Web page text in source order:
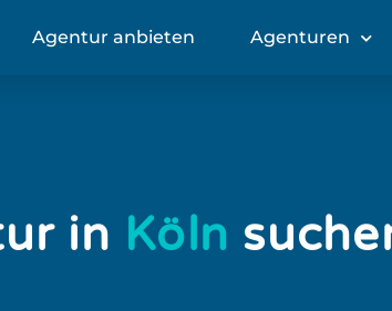
Agentur anbieten Agenturen
in Köln